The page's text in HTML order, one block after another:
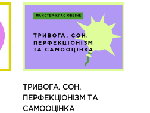
ТРИВОГА, СОН,
ПЕРФЕКЦІОНІЗМ ТА
САМООЦІНКА